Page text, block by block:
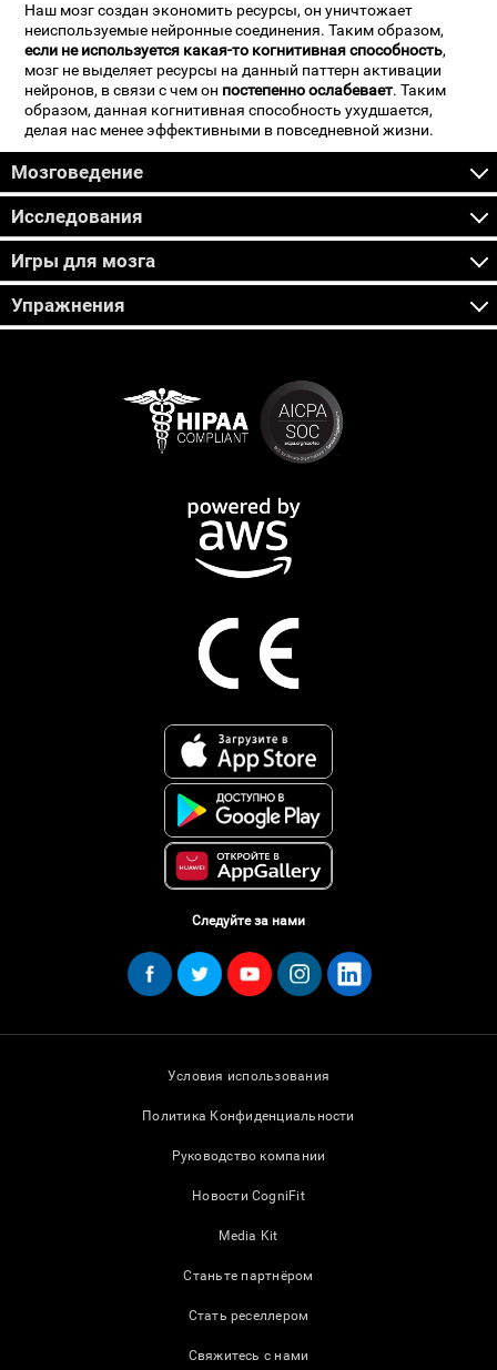
Наш мозг создан экономить ресурсы, он уничтожает
неиспользуемые нейронные соединения. Таким образом,
если не используется какая-то когнитивная способность,
мозг не выделяет ресурсы на данный паттерн активации
нейронов, в связи с чем он постепенно ослабевает. Таким
образом, данная когнитивная способность ухудшается,
делая нас менее эффективными в повседневной жизни.
Мозговедение
Исследования
Игры для мозга
Упражнения
Следуйте за нами
Условия использования
Политика Конфиденциальности
Руководство компании
Новости CogniFit
Media Kit
Станьте партнёром
Стать реселлером
Свяжитесь с нами